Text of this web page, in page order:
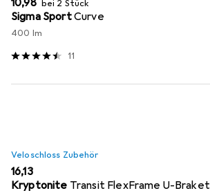
bei 2 Stück
Sigma SportCurve
400 lm
11
Veloschloss Zubehör
EUR
16,13
Kryptonite Transit FlexFrame U-Braket